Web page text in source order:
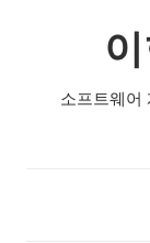
소프트웨어